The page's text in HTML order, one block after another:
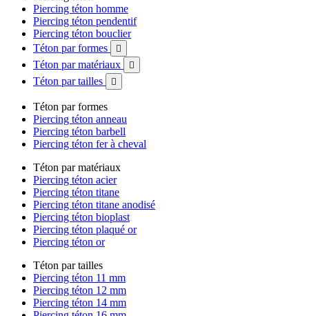
Piercing téton homme
Piercing téton pendentif
Piercing téton bouclier
Téton par formes

Téton par matériaux 
Téton par tailles 
Téton par formes
Piercing téton anneau
Piercing téton barbell
Piercing téton fer à cheval
Téton par matériaux
Piercing téton acier
Piercing téton titane
Piercing téton titane anodisé
Piercing téton bioplast
Piercing téton plaqué or
Piercing téton or
Téton par tailles
Piercing téton 11 mm
Piercing téton 12 mm
Piercing téton 14 mm